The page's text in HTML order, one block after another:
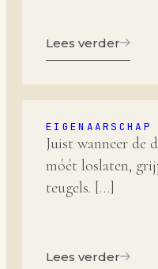
Lees verder
EIGENAARSCHAP
Juist wanneer de
móét loslaten,
teugels. […]
Lees verder